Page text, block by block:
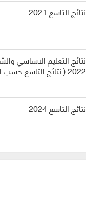
نتائج التاسع 2021
نتائج التعليم الاساسي
2022 ( نتائج التاسع حسب الاسم )
نتائج التاسع 2024